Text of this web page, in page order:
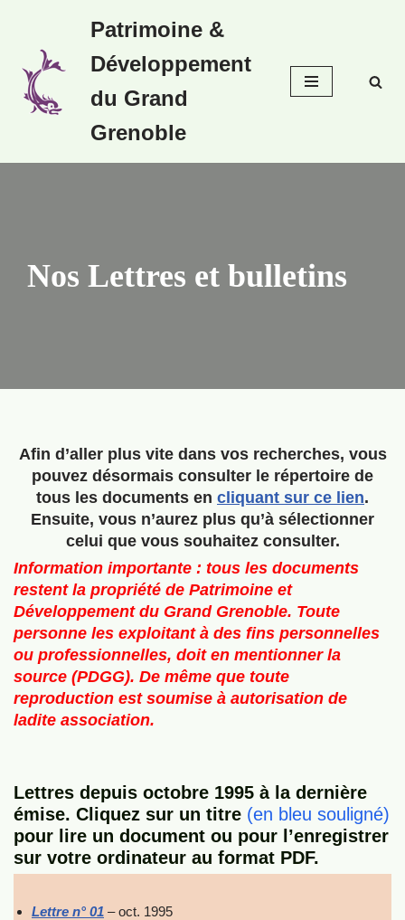
au
contenu
Patrimoine &
Développement
du Grand
Grenoble
Nos Lettres et bulletins
Afin d’aller plus vite dans vos recherches, vous
pouvez désormais consulter le répertoire de
tous les documents en cliquant sur ce lien.
Ensuite, vous n’aurez plus qu’à sélectionner
celui que vous souhaitez consulter.
Information importante : tous les documents
restent la propriété de Patrimoine et
Développement du Grand Grenoble. Toute
personne les exploitant à des fins personnelles
ou professionnelles, doit en mentionner la
source (PDGG). De même que toute
reproduction est soumise à autorisation de
ladite association.
Lettres depuis octobre 1995 à la dernière
émise. Cliquez sur un titre (en bleu souligné)
pour lire un document ou pour l’enregistrer
sur votre ordinateur au format PDF.
Lettre n° 01 – oct. 1995